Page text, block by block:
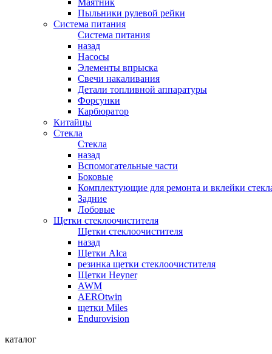
Маятник
Пыльники рулевой рейки
Система питания
Система питания
назад
Насосы
Элементы впрыска
Свечи накаливания
Детали топливной аппаратуры
Форсунки
Карбюратор
Китайцы
Стекла
Стекла
назад
Вспомогательные части
Боковые
Комплектующие для ремонта и вклейки
Задние
Лобовые
Щетки стеклоочистителя
Щетки стеклоочистителя
назад
Щетки Alca
резинка щетки стеклоочистителя
Щетки Heyner
AWM
AEROtwin
щетки Miles
Endurovision
каталог